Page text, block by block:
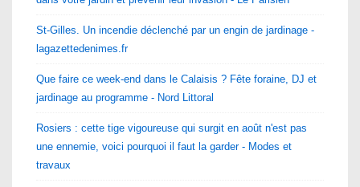
St-Gilles. Un incendie déclenché par un engin de jardinage -
lagazettedenimes.fr
Que faire ce week-end dans le Calaisis ? Fête foraine, DJ et
jardinage au programme - Nord Littoral
Rosiers : cette tige vigoureuse qui surgit en août n'est pas
une ennemie, voici pourquoi il faut la garder - Modes et
travaux